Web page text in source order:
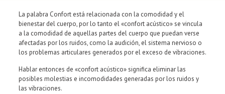
La palabra Confort está relacionada con la comodidad y el
bienestar del cuerpo, por lo tanto el «confort acústico» se vincula
a la comodidad de aquellas partes del cuerpo que puedan verse
afectadas por los ruidos, como la audición, el sistema nervioso o
los problemas articulares generados por el exceso de vibraciones.
Hablar entonces de «confort acústico» significa eliminar las
posibles molestias e incomodidades generadas por los ruidos y
las vibraciones.